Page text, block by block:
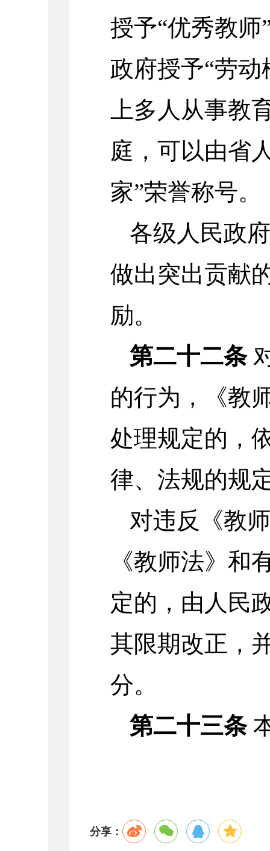
授予“优秀教
政府授予“劳
上多人从事教
庭，可以由省
家”荣誉称号。
各级人民政
做出突出贡献
励。
第二十二条
的行为，《教
处理规定的，
律、法规的规
对违反《教
《教师法》和
定的，由人民
其限期改正，
分。
第二十三条
分享：